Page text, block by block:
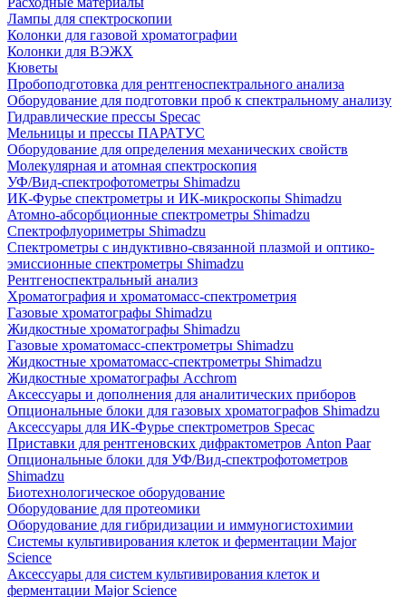
Лампы для спектроскопии
Колонки для газовой хроматографии
Колонки для ВЭЖХ
Кюветы
Пробоподготовка для рентгеноспектрального анализа
Оборудование для подготовки проб к спектральному анализу
Гидравлические прессы Specac
Мельницы и прессы ПАРАТУС
Оборудование для определения механических свойств
Молекулярная и атомная спектроскопия
УФ/Вид-спектрофотометры Shimadzu
ИК-Фурье спектрометры и ИК-микроскопы Shimadzu
Атомно-абсорбционные спектрометры Shimadzu
Спектрофлуориметры Shimadzu
Спектрометры с индуктивно-связанной плазмой и оптико-
эмиссионные спектрометры Shimadzu
Рентгеноспектральный анализ
Хроматография и хроматомасс-спектрометрия
Газовые хроматографы Shimadzu
Жидкостные хроматографы Shimadzu
Газовые хроматомасс-спектрометры Shimadzu
Жидкостные хроматомасс-спектрометры Shimadzu
Жидкостные хроматографы Acchrom
Аксессуары и дополнения для аналитических приборов
Опциональные блоки для газовых хроматографов Shimadzu
Аксессуары для ИК-Фурье спектрометров Specac
Приставки для рентгеновских дифрактометров Anton Paar
Опциональные блоки для УФ/Вид-спектрофотометров
Shimadzu
Биотехнологическое оборудование
Оборудование для протеомики
Оборудование для гибридизации и иммуногистохимии
Системы культивирования клеток и ферментации Major
Science
Аксессуары для систем культивирования клеток и
ферментации Major Science